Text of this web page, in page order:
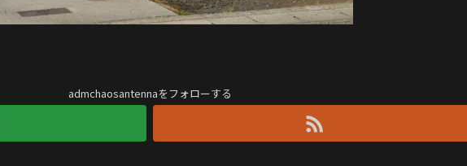
admchaosantennaをフォローする